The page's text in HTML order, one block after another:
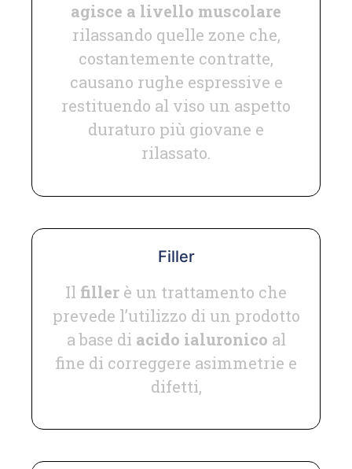
agisce a livello muscolare
rilassando quelle zone che,
costantemente contratte,
causano rughe espressive e
restituendo al viso un aspetto
duraturo più giovane e
rilassato.
Filler
Il filler è un trattamento che
prevede l’utilizzo di un prodotto
a base di acido ialuronico al
fine di correggere asimmetrie e
difetti,